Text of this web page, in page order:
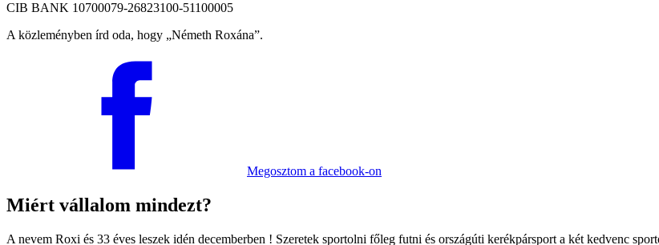
CIB BANK 10700079-26823100-51100005
A közleményben írd oda, hogy
Németh Roxána .
Megosztom a facebook-on
Miért vállalom mindezt?
A nevem Roxi és 33 éves leszek idén decemberben ! Szeretek sportolni főleg futni és országúti kerékpársport a két kedvenc